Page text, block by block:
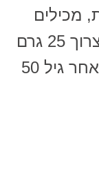
מכילים
סיבים תזונתיים. ההמלצה של האקדמיה לתזונה ודיאטה היא לצרוך 25 גרם
סיבים ביום לנשים ו-38 גרם סיבים תזונתיים מדי יום לגברים. לאחר גיל 50